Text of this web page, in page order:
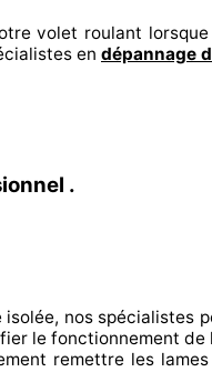
volet roulant
en dépannage
.
isolée, nos spécialistes
le fonctionnement de
remettre les